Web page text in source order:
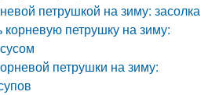
петрушкой на зиму: засолка
корневую петрушку на зиму:
петрушки на зиму: